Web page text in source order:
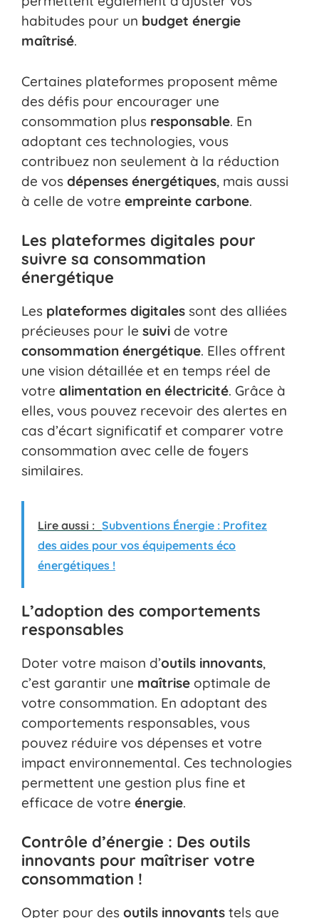
habitudes pour un budget énergie
maîtrisé.
Certaines plateformes proposent même
des défis pour encourager une
consommation plus responsable. En
adoptant ces technologies, vous
contribuez non seulement à la réduction
de vos dépenses énergétiques, mais aussi
à celle de votre empreinte carbone.
Les plateformes digitales pour
suivre sa consommation
énergétique
Les plateformes digitales sont des alliées
précieuses pour le suivi de votre
consommation énergétique. Elles offrent
une vision détaillée et en temps réel de
votre alimentation en électricité. Grâce à
elles, vous pouvez recevoir des alertes en
cas d’écart significatif et comparer votre
consommation avec celle de foyers
similaires.
Lire aussi : Subventions Énergie : Profitez
des aides pour vos équipements éco
énergétiques !
L’adoption des comportements
responsables
Doter votre maison d’outils innovants,
c’est garantir une maîtrise optimale de
votre consommation. En adoptant des
comportements responsables, vous
pouvez réduire vos dépenses et votre
impact environnemental. Ces technologies
permettent une gestion plus fine et
efficace de votre énergie.
Contrôle d’énergie : Des outils
innovants pour maîtriser votre
consommation !
Opter pour des outils innovants tels que